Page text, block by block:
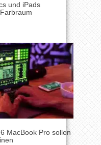
und iPads
MacBook Pro sollen